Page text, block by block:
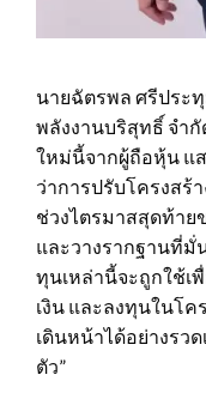
นายฉัตรพล ศรีประ
พลังงานบริสุทธิ์ จํากั
ใหม่นี้จากผู้ถือหุ้น แ
ว่าการปรับโครงสร้
ช่วงไตรมาสสุดท้าย
และวางรากฐานที่มั่
ทุนเหล่านี้จะถูกใช้เ
เงิน และลงทุนในโค
เดินหน้าได้อย่างรว
ตัว”